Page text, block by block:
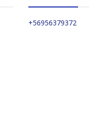
+56956379372